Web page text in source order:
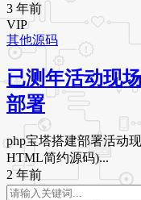
3 年前
VIP
其他源码
已测年活动现
部署
php宝塔搭建部署活动
HTML简约源码)...
2 年前